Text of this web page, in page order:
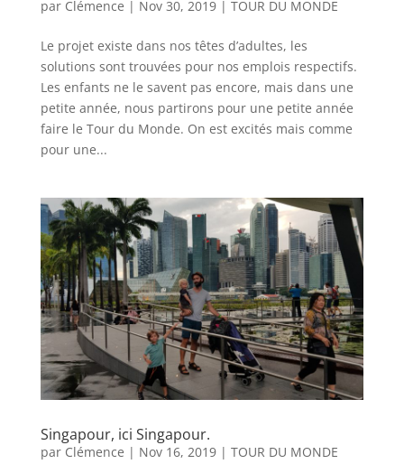
par Clémence | Nov 30, 2019| TOUR DU MONDE
Le projet existe dans nos têtes d’adultes, les
solutions sont trouvées pour nos emplois respectifs.
Les enfants ne le savent pas encore, mais dans une
petite année, nous partirons pour une petite année
faire le Tour du Monde. On est excités mais comme
pour une...
Singapour, ici Singapour.
par Clémence | Nov 16, 2019| TOUR DU MONDE